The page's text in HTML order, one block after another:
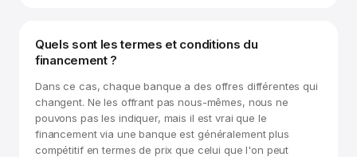
Quels sont les termes et conditions du
financement ?
Dans ce cas, chaque banque a des offres différentes qui
changent. Ne les offrant pas nous-mêmes, nous ne
pouvons pas les indiquer, mais il est vrai que le
financement via une banque est généralement plus
compétitif en termes de prix que celui que l'on peut